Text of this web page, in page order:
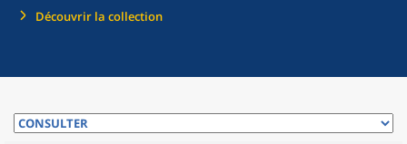
Découvrir la collection